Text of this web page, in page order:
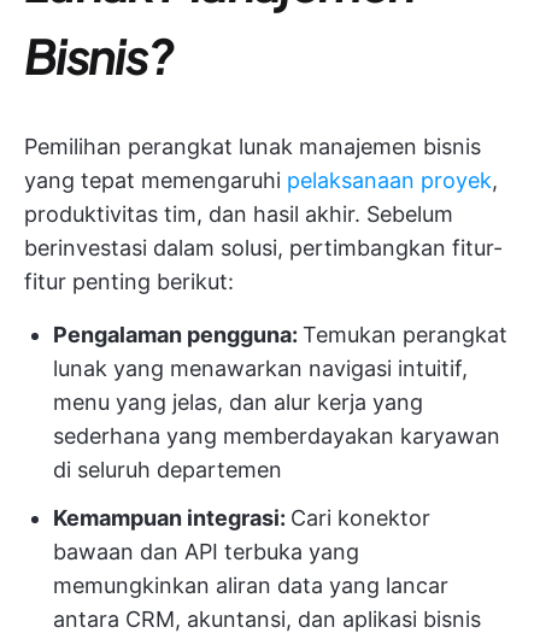
Bisnis?
Pemilihan perangkat lunak manajemen bisnis
yang tepat memengaruhi pelaksanaan proyek,
produktivitas tim, dan hasil akhir. Sebelum
berinvestasi dalam solusi, pertimbangkan fitur-
fitur penting berikut:
Pengalaman pengguna: Temukan perangkat
lunak yang menawarkan navigasi intuitif,
menu yang jelas, dan alur kerja yang
sederhana yang memberdayakan karyawan
di seluruh departemen
Kemampuan integrasi: Cari konektor
bawaan dan API terbuka yang
memungkinkan aliran data yang lancar
antara CRM, akuntansi, dan aplikasi bisnis